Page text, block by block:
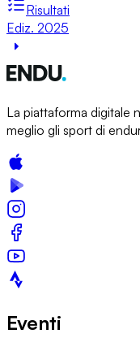
Risultati
Ediz. 2025
La piattaforma digitale
meglio gli sport di
Eventi